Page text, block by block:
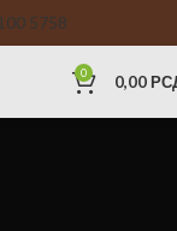
5758
0 0,00